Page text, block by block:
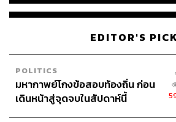
Contact:Central Khonkaen Campus
EDITOR'S
POLITICS
มหากาพย์โกงข้อสอบท้องถิ่น ก่อน
เดินหน้าสู่จุดจบในสัปดาห์นี้